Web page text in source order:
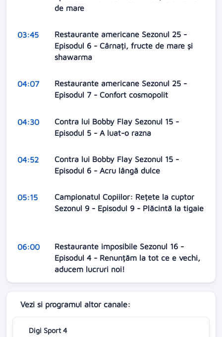
de mare
03:45
Restaurante americane Sezonul 25 -
Episodul 6 - Cârnați, fructe de mare și
shawarma
04:07
Restaurante americane Sezonul 25 -
Episodul 7 - Confort cosmopolit
04:30
Contra lui Bobby Flay Sezonul 15 -
Episodul 5 - A luat-o razna
04:52
Contra lui Bobby Flay Sezonul 15 -
Episodul 6 - Acru lângă dulce
05:15
Campionatul Copiilor: Rețete la cuptor
Sezonul 9 - Episodul 9 - Plăcintă la tigaie
06:00
Restaurante imposibile Sezonul 16 -
Episodul 4 - Renunțăm la tot ce e vechi,
aducem lucruri noi!
Vezi si programul altor canale:
Digi Sport 4